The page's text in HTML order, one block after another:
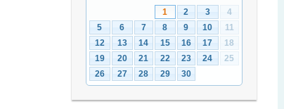
1
2 3
4
5
6 7 8 9 10
11
12
13 14 15 16 17
18
19
20 21 22 23 24
25
26
27 28 29 30